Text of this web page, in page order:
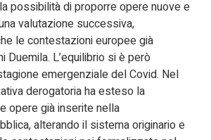
possibilità di proporre opere nuove e
valutazione successiva,
le contestazioni europee già
Duemila. L’equilibrio si è però
emergenziale del Covid. Nel
derogatoria ha esteso la
opere già inserite nella
alterando il sistema originario e